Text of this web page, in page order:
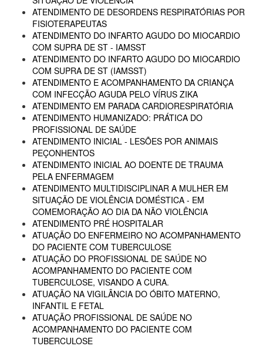
ATENDIMENTO DE DESORDENS RESPIRATÓRIAS POR
FISIOTERAPEUTAS
ATENDIMENTO DO INFARTO AGUDO DO MIOCARDIO
COM SUPRA DE ST - IAMSST
ATENDIMENTO DO INFARTO AGUDO DO MIOCARDIO
COM SUPRA DE ST (IAMSST)
ATENDIMENTO E ACOMPANHAMENTO DA CRIANÇA
COM INFECÇÃO AGUDA PELO VÍRUS ZIKA
ATENDIMENTO EM PARADA CARDIORESPIRATÓRIA
ATENDIMENTO HUMANIZADO: PRÁTICA DO
PROFISSIONAL DE SAÚDE
ATENDIMENTO INICIAL - LESÕES POR ANIMAIS
PEÇONHENTOS
ATENDIMENTO INICIAL AO DOENTE DE TRAUMA
PELA ENFERMAGEM
ATENDIMENTO MULTIDISCIPLINAR A MULHER EM
SITUAÇÃO DE VIOLÊNCIA DOMÉSTICA - EM
COMEMORAÇÃO AO DIA DA NÃO VIOLÊNCIA
ATENDIMENTO PRÉ HOSPITALAR
ATUAÇÃO DO ENFERMEIRO NO ACOMPANHAMENTO
DO PACIENTE COM TUBERCULOSE
ATUAÇÃO DO PROFISSIONAL DE SAÚDE NO
ACOMPANHAMENTO DO PACIENTE COM
TUBERCULOSE, VISANDO A CURA.
ATUAÇÃO NA VIGILÂNCIA DO ÓBITO MATERNO,
INFANTIL E FETAL
ATUAÇÃO PROFISSIONAL DE SAÚDE NO
ACOMPANHAMENTO DO PACIENTE COM
TUBERCULOSE